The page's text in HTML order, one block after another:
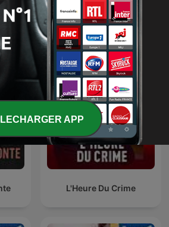
Criminologie
Tout voir
L'Heure Du Crime
APP